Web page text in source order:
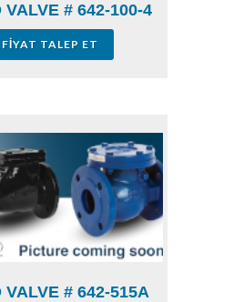
VALVE # 642-100-4
TALEP ET
VALVE # 642-515A